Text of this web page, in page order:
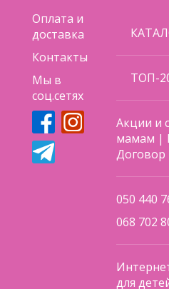
Оплата и
доставка
Контакты
Мы в
соц.сетях
ТОП-
Акции и
мамам |
Договор
050 440
068 702
для